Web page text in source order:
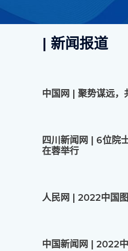
| 新闻报道
中国网 | 聚势谋远
四川新闻网 | 6位院
在蓉举行
人民网 | 2022中国
中国新闻网 | 2022